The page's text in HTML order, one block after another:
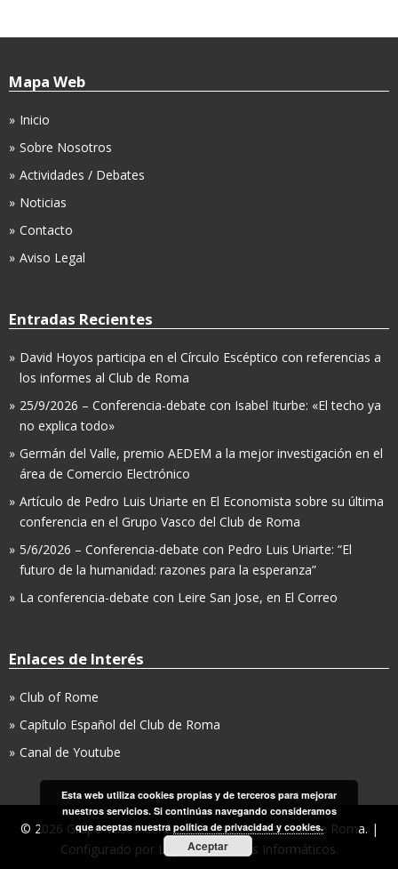
Mapa Web
Inicio
Sobre Nosotros
Actividades / Debates
Noticias
Contacto
Aviso Legal
Entradas Recientes
David Hoyos participa en el Círculo Escéptico con referencias a
los informes al Club de Roma
25/9/2026 – Conferencia-debate con Isabel Iturbe: «El techo ya
no explica todo»
Germán del Valle, premio AEDEM a la mejor investigación en el
área de Comercio Electrónico
Artículo de Pedro Luis Uriarte en El Economista sobre su última
conferencia en el Grupo Vasco del Club de Roma
5/6/2026 – Conferencia-debate con Pedro Luis Uriarte: “El
futuro de la humanidad: razones para la esperanza”
La conferencia-debate con Leire San Jose, en El Correo
Enlaces de Interés
Club of Rome
Capítulo Español del Club de Roma
Canal de Youtube
© 2026 Grupo Vasco del Capítulo Español del Club de Roma. |
Configurado por LopCor, Servicios Informáticos.
Esta web utiliza cookies propias y de terceros para mejorar
nuestros servicios. Si continúas navegando consideramos
que aceptas nuestrapolítica de privacidad y cookies.
Aceptar